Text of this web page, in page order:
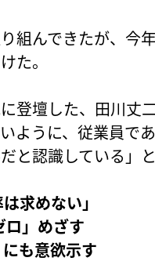
組んできたが、今
た。
登壇した、田川丈
ように、従業員で
と認識している」と
求めない」
」めざす
も意欲示す